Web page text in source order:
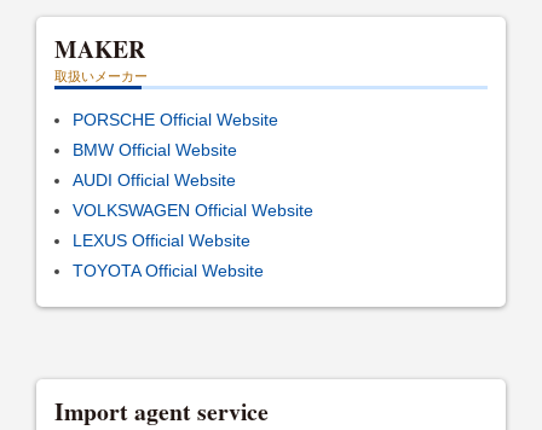
MAKER
取扱いメーカー
PORSCHE Official Website
BMW Official Website
AUDI Official Website
VOLKSWAGEN Official Website
LEXUS Official Website
TOYOTA Official Website
Import agent service